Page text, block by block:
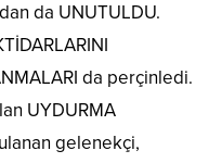
da UNUTULDU.
da perçinledi.
UYDURMA
gelenekçi,